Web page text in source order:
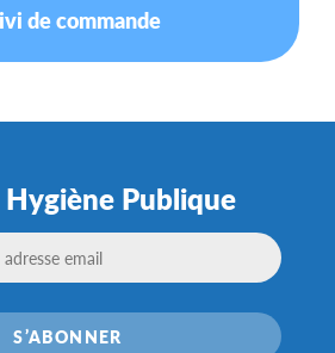
de commande
Publique
S’ABONNER